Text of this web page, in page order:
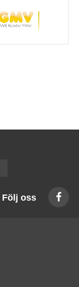
Följ oss